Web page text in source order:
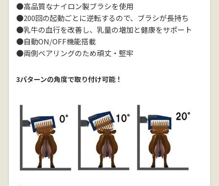
●高品質なナイロン製ブラシを使用
●200回の起動ごとに逆転するので、ブラシが長持ち
●乳牛の血行を改善し、乳量の増加と健康をサポート
●自動ON/OFF機能搭載
●両側ベアリングのため頑丈・堅牢
3パターンの角度で取り付け可能！